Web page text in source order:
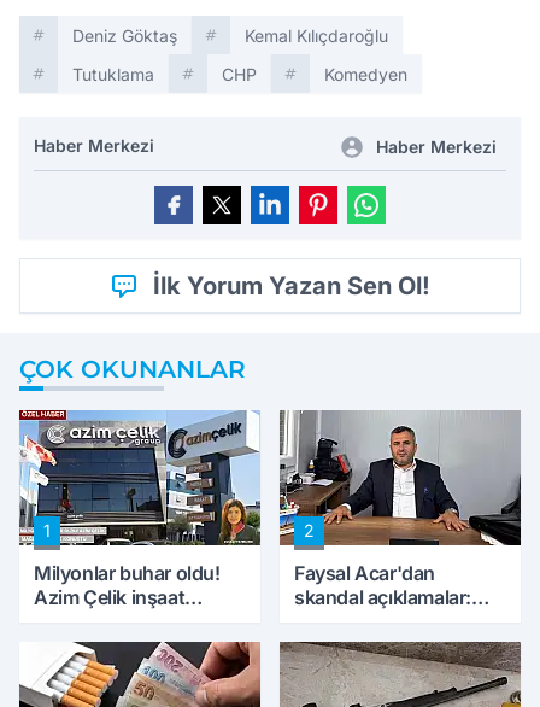
Deniz Göktaş
Kemal Kılıçdaroğlu
Tutuklama
CHP Komedyen
Haber Merkezi Haber Merkezi
İlk Yorum Yazan Sen Ol!
ÇOK OKUNANLAR
1
Milyonlar buhar oldu!
Azim Çelik inşaat
konuştu
2
Faysal Acar'dan
skandal açıklamalar:
peynircilerimizi de
kıskaca aldı, müdahale
ettik'